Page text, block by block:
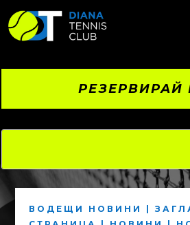
РЕЗЕРВИРАЙ
ВОДЕЩИ НОВИНИ |